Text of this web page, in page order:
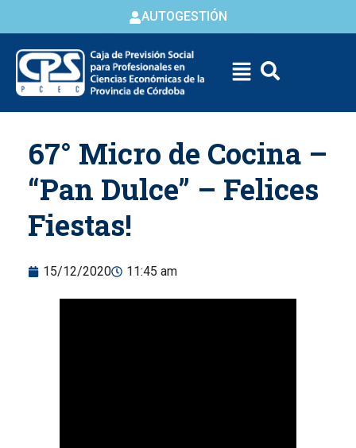
AUTOGESTIÓN
content
67° Micro de Cocina –
“Pan Dulce” – Felices
Fiestas!
15/12/2020 11:45 am